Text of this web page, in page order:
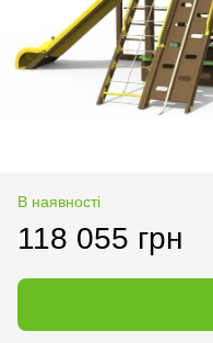
В наявності
118 055 грн